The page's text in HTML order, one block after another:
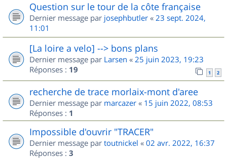
Question sur le tour de la côte française
Dernier message par josephbutler « 23 sept. 2024,
11:01
[La loire a velo] --> bons plans
Dernier message par Larsen « 25 juin 2023, 19:23
Réponses : 19 1 2
recherche de trace morlaix-mont d'aree
Dernier message par marcazer « 15 juin 2022, 08:53
Réponses : 1
Impossible d'ouvrir "TRACER"
Dernier message par toutnickel « 02 avr. 2022, 16:37
Réponses : 3